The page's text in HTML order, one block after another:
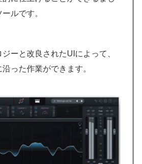
ルです。
ーと改良されたUIによって、
った作業ができます。